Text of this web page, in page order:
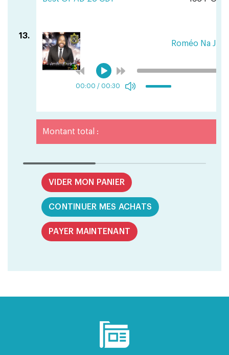
13.
Roméo Na
00:00 / 00:30
Montant total :
VIDER MON PANIER
CONTINUER MES ACHATS
PAYER MAINTENANT